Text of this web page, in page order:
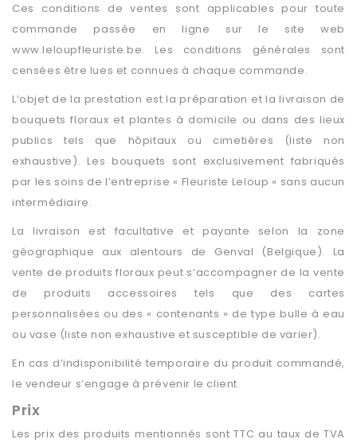
Ces conditions de ventes sont applicables pour toute
commande passée en ligne sur le site web
www.leloupfleuriste.be. Les conditions générales sont
censées être lues et connues à chaque commande.
L’objet de la prestation est la préparation et la livraison de
bouquets floraux et plantes à domicile ou dans des lieux
publics tels que hôpitaux ou cimetières (liste non
exhaustive). Les bouquets sont exclusivement fabriqués
par les soins de l’entreprise « Fleuriste Leloup » sans aucun
intermédiaire.
La livraison est facultative et payante selon la zone
géographique aux alentours de Genval (Belgique). La
vente de produits floraux peut s’accompagner de la vente
de produits accessoires tels que des cartes
personnalisées ou des « contenants » de type bulle à eau
ou vase (liste non exhaustive et susceptible de varier).
En cas d’indisponibilité temporaire du produit commandé,
le vendeur s’engage à prévenir le client.
Prix
Les prix des produits mentionnés sont TTC au taux de TVA